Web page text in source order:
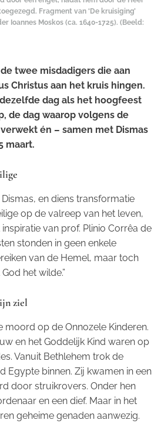
Fragment van ‘De kruisiging’
Ioannes Moskos (ca. 1640-1725). (Beeld:
twee misdadigers die aan
Christus aan het kruis hingen.
dag als het hoogfeest
de dag waarop volgens de
én – samen met Dismas
maart.
en diens transformatie
op de valreep van het leven,
van prof. Plinio Corrêa de
stonden in geen enkele
van de Hemel, maar toch
het wilde.”
ziel
moord op de Onnozele Kinderen.
en het Goddelijk Kind waren op
Vanuit Bethlehem trok de
Egypte binnen. Zij kwamen in een
door struikrovers. Onder hen
en een dief. Maar in het
geheime genaden aanwezig.